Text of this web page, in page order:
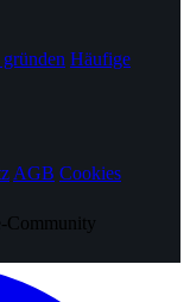
Häufige
AGB Cookies